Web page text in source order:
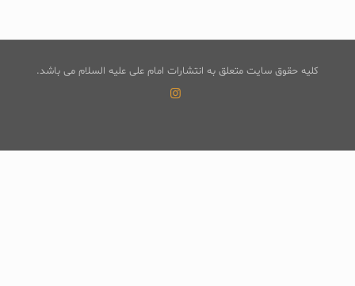
کلیه حقوق سایت متعلق به انتشارات امام علی علیه السلام می باشد.